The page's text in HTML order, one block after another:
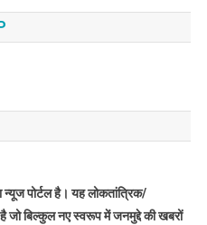
पोर्टल है। यह लोकतांत्रिक/
है जो बिल्कुल नए स्वरूप में जनमुद्दे की खबरों